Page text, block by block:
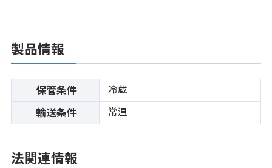
製品情報
保管条件 冷蔵
輸送条件 常温
法関連情報